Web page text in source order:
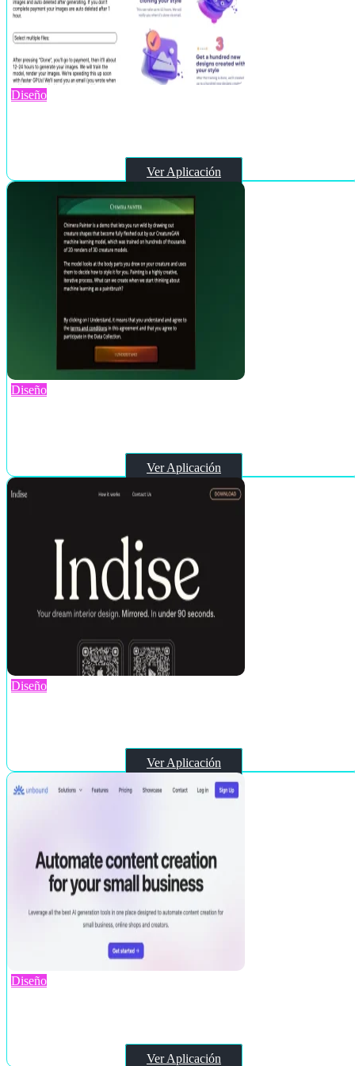
Diseño
Ver Aplicación
Diseño
Ver Aplicación
Diseño
Ver Aplicación
Diseño
Ver Aplicación